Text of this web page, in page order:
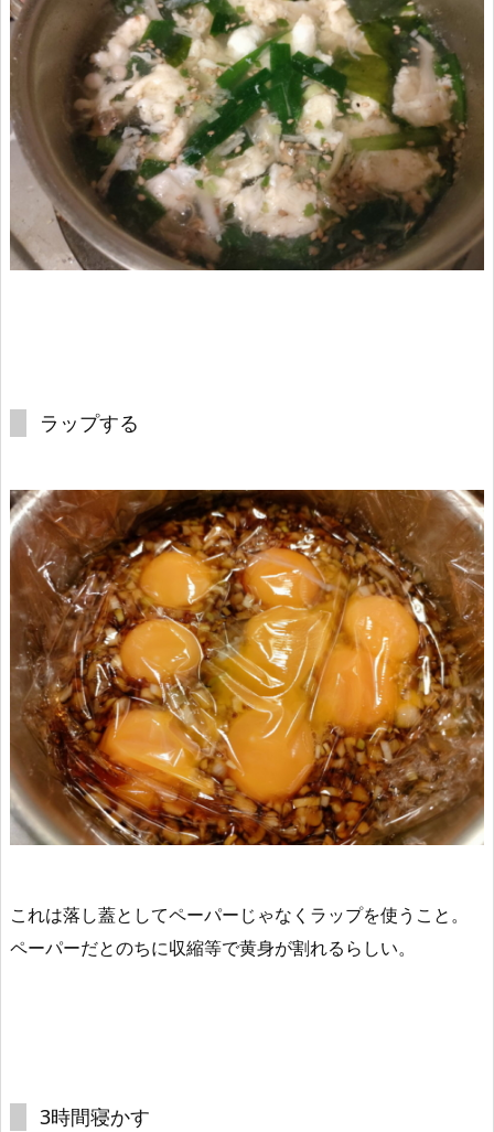
ラップする
これは落し蓋としてペーパーじゃなくラップを使う こと。
ペーパーだとのちに収縮等で黄身が割れるらしい。
3時間寝かす